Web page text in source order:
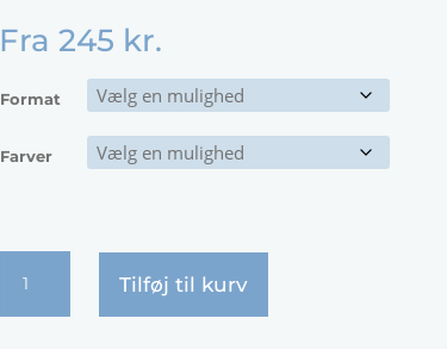
Fra 245 kr.
Format
Farver
Tilføj til kurv